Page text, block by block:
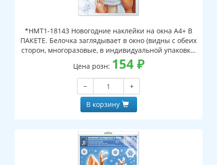
*НМТ1-18143 Новогодние наклейки на окна А4+ В
ПАКЕТЕ. Белочка заглядывает в окно (видны с обеих
сторон, многоразовые, в индивидуальной упаковке,
с европодвесом и клеевым клапаном)
Цена розн: 154₽
−
+
В корзину